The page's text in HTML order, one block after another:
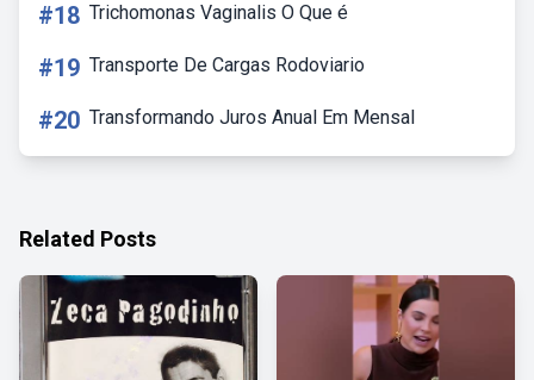
#18 Trichomonas Vaginalis O Que é
#19 Transporte De Cargas Rodoviario
#20 Transformando Juros Anual Em Mensal
Related Posts